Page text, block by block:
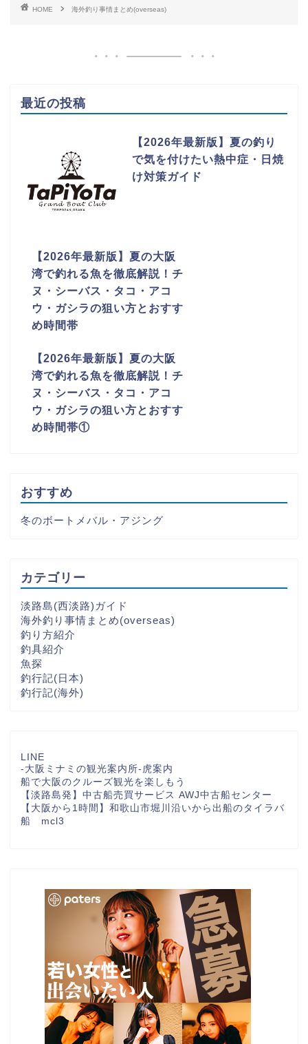
HOME 海外釣り事情まとめ(overseas)
最近の投稿
【2026年最新版】夏の釣り
で気を付けたい熱中症・日焼
け対策ガイド
【2026年最新版】夏の大阪
湾で釣れる魚を徹底解説！チ
ヌ・シーバス・タコ・アコ
ウ・ガシラの狙い方とおすす
め時間帯
【2026年最新版】夏の大阪
湾で釣れる魚を徹底解説！チ
ヌ・シーバス・タコ・アコ
ウ・ガシラの狙い方とおすす
め時間帯①
おすすめ
冬のボートメバル・アジング
カテゴリー
淡路島(西淡路)ガイド
海外釣り事情まとめ(overseas)
釣り方紹介
釣具紹介
魚探
釣行記(日本)
釣行記(海外)
LINE
-大阪ミナミの観光案内所-虎案内
船で大阪のクルーズ観光を楽しもう
【淡路島発】中古船売買サービス AWJ中古船センター
【大阪から1時間】和歌山市堀川沿いから出船のタイラバ
船 mcl3